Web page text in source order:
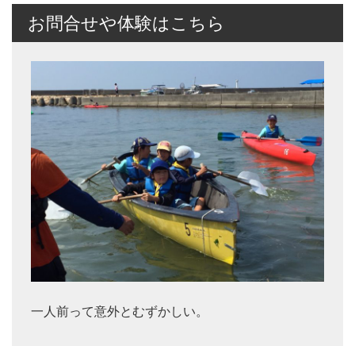
お問合せや体験はこちら
一人前って意外とむずかしい。